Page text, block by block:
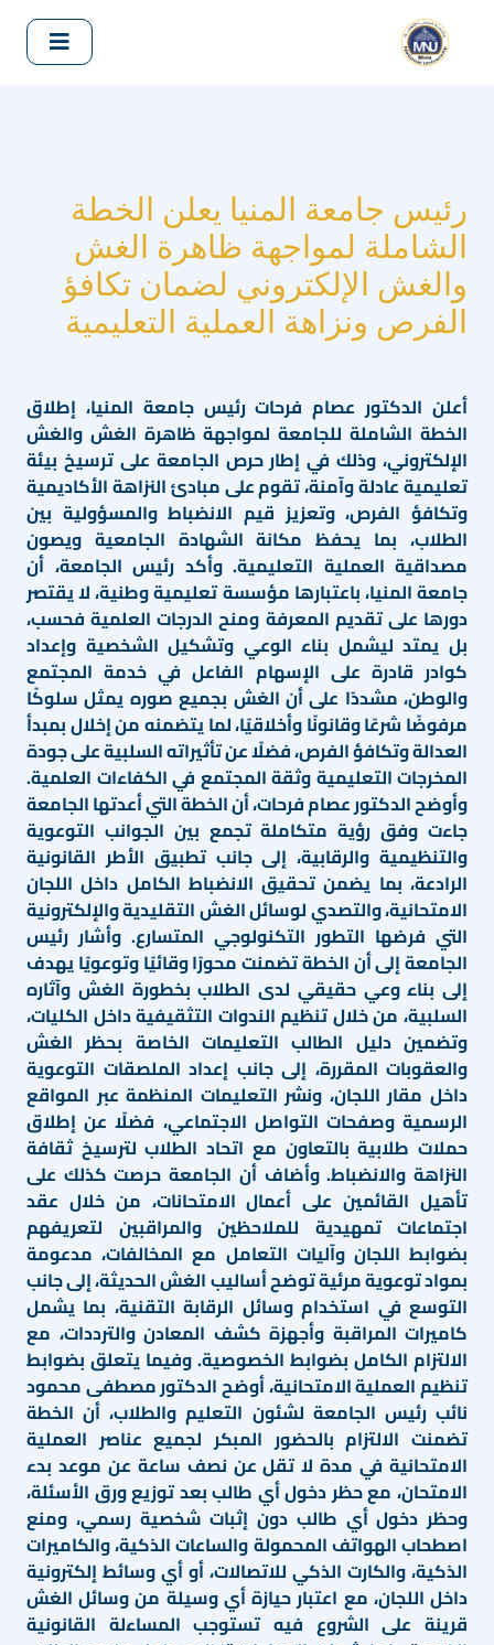
رئيس جامعة المنيا يعلن الخطة
الشاملة لمواجهة ظاهرة الغش
والغش الإلكتروني لضمان تكافؤ
الفرص ونزاهة العملية التعليمية
أعلن الدكتور عصام فرحات رئيس جامعة المنيا، إطلاق
الخطة الشاملة للجامعة لمواجهة ظاهرة الغش والغش
الإلكتروني، وذلك في إطار حرص الجامعة على ترسيخ بيئة
تعليمية عادلة وآمنة، تقوم على مبادئ النزاهة الأكاديمية
وتكافؤ الفرص، وتعزيز قيم الانضباط والمسؤولية بين
الطلاب، بما يحفظ مكانة الشهادة الجامعية ويصون
مصداقية العملية التعليمية. وأكد رئيس الجامعة، أن
جامعة المنيا، باعتبارها مؤسسة تعليمية وطنية، لا يقتصر
دورها على تقديم المعرفة ومنح الدرجات العلمية فحسب،
بل يمتد ليشمل بناء الوعي وتشكيل الشخصية وإعداد
كوادر قادرة على الإسهام الفاعل في خدمة المجتمع
والوطن، مشددًا على أن الغش بجميع صوره يمثل سلوكًا
مرفوضًا شرعًا وقانونًا وأخلاقيًا، لما يتضمنه من إخلال بمبدأ
العدالة وتكافؤ الفرص، فضلًا عن تأثيراته السلبية على جودة
المخرجات التعليمية وثقة المجتمع في الكفاءات العلمية.
وأوضح الدكتور عصام فرحات، أن الخطة التي أعدتها الجامعة
جاءت وفق رؤية متكاملة تجمع بين الجوانب التوعوية
والتنظيمية والرقابية، إلى جانب تطبيق الأطر القانونية
الرادعة، بما يضمن تحقيق الانضباط الكامل داخل اللجان
الامتحانية، والتصدي لوسائل الغش التقليدية والإلكترونية
التي فرضها التطور التكنولوجي المتسارع. وأشار رئيس
الجامعة إلى أن الخطة تضمنت محورًا وقائيًا وتوعويًا يهدف
إلى بناء وعي حقيقي لدى الطلاب بخطورة الغش وآثاره
السلبية، من خلال تنظيم الندوات التثقيفية داخل الكليات،
وتضمين دليل الطالب التعليمات الخاصة بحظر الغش
والعقوبات المقررة، إلى جانب إعداد الملصقات التوعوية
داخل مقار اللجان، ونشر التعليمات المنظمة عبر المواقع
الرسمية وصفحات التواصل الاجتماعي، فضلًا عن إطلاق
حملات طلابية بالتعاون مع اتحاد الطلاب لترسيخ ثقافة
النزاهة والانضباط. وأضاف أن الجامعة حرصت كذلك على
تأهيل القائمين على أعمال الامتحانات، من خلال عقد
اجتماعات تمهيدية للملاحظين والمراقبين لتعريفهم
بضوابط اللجان وآليات التعامل مع المخالفات، مدعومة
بمواد توعوية مرئية توضح أساليب الغش الحديثة، إلى جانب
التوسع في استخدام وسائل الرقابة التقنية، بما يشمل
كاميرات المراقبة وأجهزة كشف المعادن والترددات، مع
الالتزام الكامل بضوابط الخصوصية. وفيما يتعلق بضوابط
تنظيم العملية الامتحانية، أوضح الدكتور مصطفى محمود
نائب رئيس الجامعة لشئون التعليم والطلاب، أن الخطة
تضمنت الالتزام بالحضور المبكر لجميع عناصر العملية
الامتحانية في مدة لا تقل عن نصف ساعة عن موعد بدء
الامتحان، مع حظر دخول أي طالب بعد توزيع ورق الأسئلة،
وحظر دخول أي طالب دون إثبات شخصية رسمي، ومنع
اصطحاب الهواتف المحمولة والساعات الذكية، والكاميرات
الذكية، والكارت الذكي للاتصالات، أو أي وسائط إلكترونية
داخل اللجان، مع اعتبار حيازة أي وسيلة من وسائل الغش
قرينة على الشروع فيه تستوجب المساءلة القانونية